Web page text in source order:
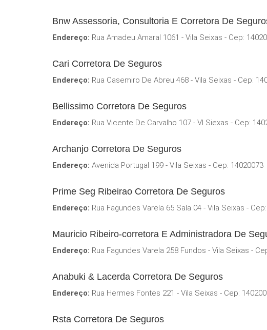
Bnw Assessoria, Consultoria E Corretora De
Endereço: Rua Amadeu Amaral 1061 - Vila Seixas - Cep:
Cari Corretora De Seguros
Endereço: Rua Casemiro De Abreu 468 - Vila Seixas - Cep:
Bellissimo Corretora De Seguros
Endereço: Rua Vicente De Carvalho 107 - Vl Siexas - Cep:
Archanjo Corretora De Seguros
Endereço: Avenida Portugal 199 - Vila Seixas - Cep: 14020073
Prime Seg Ribeirao Corretora De Seguros
Endereço: Rua Fagundes Varela 65 Sala 04 - Vila Seixas -
Mauricio Ribeiro-corretora E Administradora De
Endereço: Rua Fagundes Varela 258 Fundos - Vila Seixas -
Anabuki & Lacerda Corretora De Seguros
Endereço: Rua Hermes Fontes 221 - Vila Seixas - Cep:
Rsta Corretora De Seguros